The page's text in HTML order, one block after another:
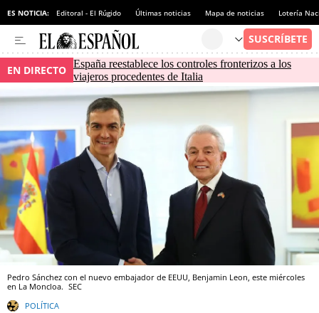
ES NOTICIA: Editoral - El Rúgido Últimas noticias Mapa de noticias Lotería
EN DIRECTO España reestablece los controles fronterizos a los
viajeros procedentes de Italia
Pedro Sánchez con el nuevo embajador de EEUU, Benjamin Leon, este miércoles
en La Moncloa. SEC
POLÍTICA